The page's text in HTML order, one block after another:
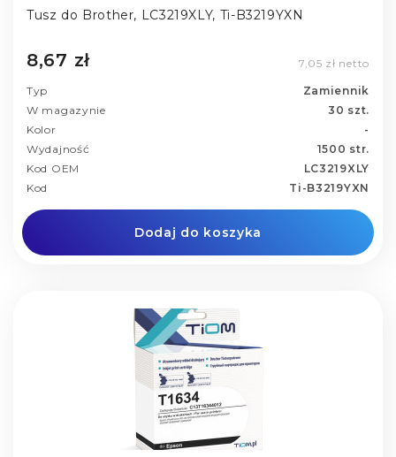
Tusz do Brother, LC3219XLY, Ti-B3219YXN
8,67 zł 7,05 zł netto
Typ
Zamiennik
W magazynie
30 szt.
Kolor
-
Wydajność
1500 str.
Kod OEM
LC3219XLY
Kod
Ti-B3219YXN
Dodaj do koszyka